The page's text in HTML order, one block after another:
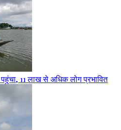
11 लाख से अधिक लोग प्रभावित